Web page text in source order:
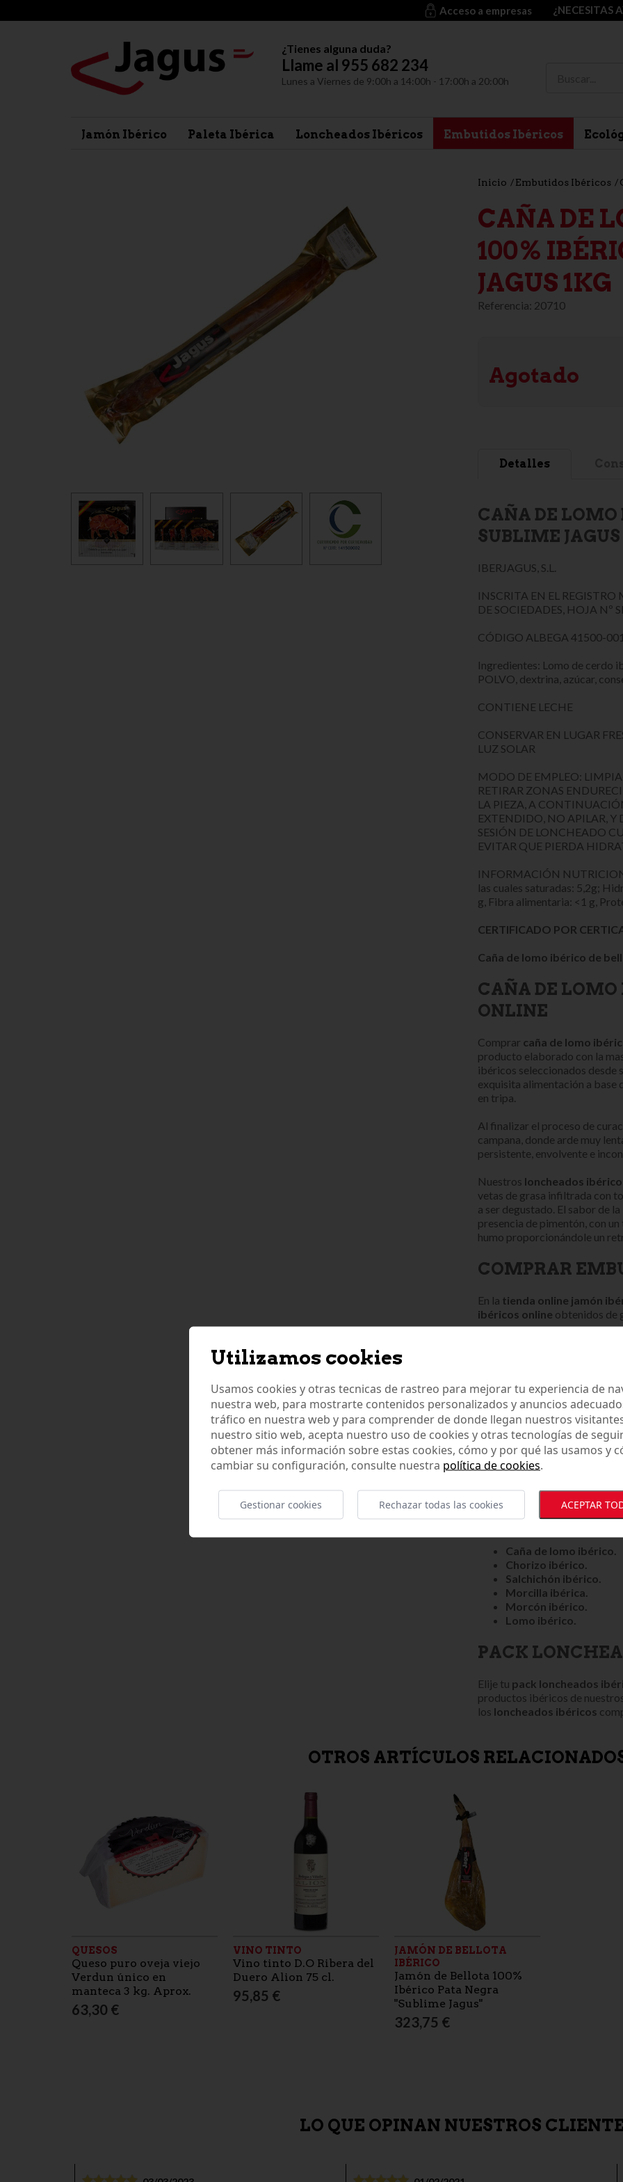
Acceso a empresas ¿NECESITAS
¿Tienes alguna duda?
Llame al 955 682 234
Lunes a Viernes de 9:00h a 14:00h - 17:00h a 20:00h
Jamón Ibérico Paleta Ibérica Loncheados Ibéricos Embutidos Ibéricos
Inicio Embutidos Ibéricos
CAÑA DE
100%
JAGUS 1KG
Referencia: 20710
Agotado
Detalles
CAÑA DE LOMO
SUBLIME JAGUS
IBERJAGUS, S.L.
INSCRITA EN EL
DE SOCIEDADES, HOJA Nº
CÓDIGO ALBEGA 41500-
Ingredientes: Lomo de cerdo
POLVO, dextrina, azúcar,
CONTIENE LECHE
CONSERVAR EN LUGAR
LUZ SOLAR
MODO DE EMPLEO:
RETIRAR ZONAS
LA PIEZA, A
EXTENDIDO, NO APILAR, Y
SESIÓN DE LONCHEADO
EVITAR QUE PIERDA
INFORMACIÓN
las cuales saturadas: 5,2g;
g, Fibra alimentaria: <1 g,
CERTIFICADO POR
Caña de lomo ibérico de
CAÑA DE LOMO
ONLINE
Comprar caña de lomo
producto elaborado con la
ibéricos seleccionados desde
exquisita alimentación a base
en tripa.
Al finalizar el proceso de
campana, donde arde muy
persistente, envolvente e
Nuestros loncheados
vetas de grasa infiltrada con
a ser degustado. El sabor de la
presencia de pimentón, con
humo proporcionándole un
COMPRAR
En la tienda online jamón
ibéricos online obtenidos de
carnes de nuestros cerdos
en libertad con una exquisita
Alcomprar embutidos
con un bajo contenido en
sal y aliños de diferentes
traduce en el sabor más
Gracias a las últimas
auténtico sabor.
Puedes comprar embutidos
Caña de lomo ibérico.
Chorizo ibérico.
Salchichón ibérico.
Morcilla ibérica.
Morcón ibérico.
Lomo ibérico.
PACK
Elije tu pack loncheados
productos ibéricos de
los loncheados ibéricos
OTROS ARTÍCULOS
QUESOS
Queso puro oveja viejo
Verdun único en
manteca 3 kg. Aprox.
63,30 €
VINO TINTO
Vino tinto D.O Ribera del
Duero Alion 75 cl.
95,85 €
JAMÓN DE BELLOTA
IBÉRICO
Jamón de Bellota 100%
Ibérico Pata Negra
"Sublime Jagus"
323,75 €
LO QUE OPINAN NUESTROS
Utilizamos cookies
Usamos cookies y otras tecnicas de rastreo para mejorar tu experiencia de
nuestra web, para mostrarte contenidos personalizados y anuncios
tráfico en nuestra web y para comprender de donde llegan nuestros
nuestro sitio web, acepta nuestro uso de cookies y otras tecnologías de
obtener más información sobre estas cookies, cómo y por qué las usamos y
cambiar su configuración, consulte nuestra política de cookies.
Gestionar cookies Rechazar todas las cookies ACEPTAR